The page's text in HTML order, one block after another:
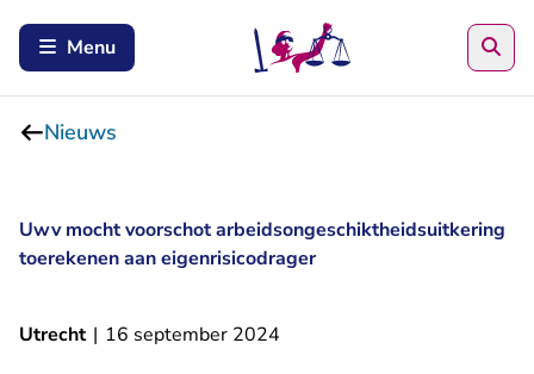
Menu
Nieuws
Uwv mocht voorschot arbeidsongeschiktheidsuitkering
toerekenen aan eigenrisicodrager
Utrecht | 16 september 2024